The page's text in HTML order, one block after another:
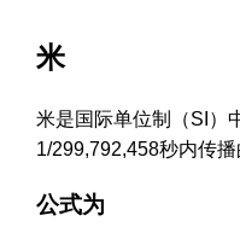
米
米是国际单位制（SI）
1/299,792,458秒内传播
公式为